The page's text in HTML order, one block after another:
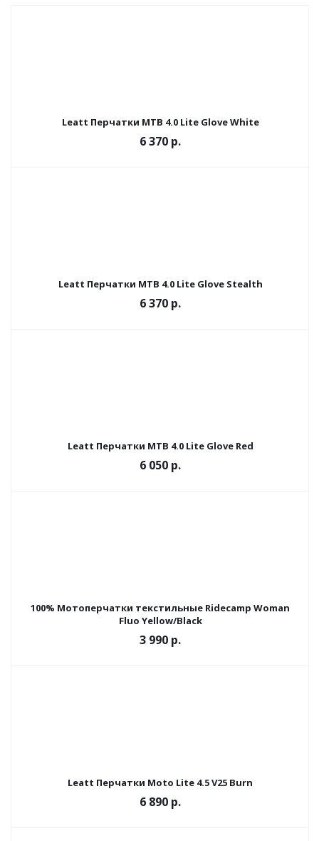
Leatt Перчатки MTB 4.0 Lite Glove White
6 370 р.
Leatt Перчатки MTB 4.0 Lite Glove Stealth
6 370 р.
Leatt Перчатки MTB 4.0 Lite Glove Red
6 050 р.
100% Мотоперчатки текстильные Ridecamp Woman
Fluo Yellow/Black
3 990 р.
Leatt Перчатки Moto Lite 4.5 V25 Burn
6 890 р.